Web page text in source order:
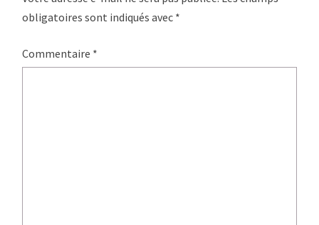
obligatoires sont indiqués avec *
Commentaire *